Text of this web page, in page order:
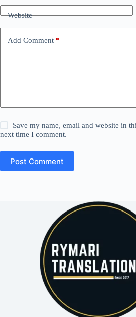
Website
Add Comment *
Save my name, email and website in
next time I comment.
Post Comment